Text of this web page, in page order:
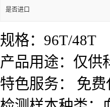
特色服务： 免费
检测样本种类：
广州奥瑞达生物
鹅，植物，鱼，
鱼精氨酸加压素